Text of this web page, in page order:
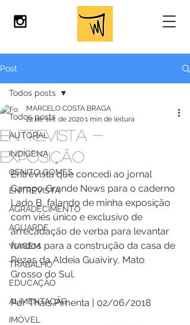
Post
Todos posts
AUTORAL
INDÍGENA
GENITO GOMES
ENTREVISTA
AGRADECIMENTO
AGUARDE
VIAGEM
TRABALHO
EDUCAÇÃO
ALIMENTAÇÃO
IMÓVEL
Todos posts
ENTREVISTA -
EXPOSIÇÃO
MARCELO COSTA BRAGA
22 de set. de 20201 min de leitura
Entrevista que concedi ao jornal
Campo Grande News para o caderno
Lado B, falando de minha exposição
com viés único e exclusivo de
arrecadação de verba para levantar
fundos para a construção da casa de
Rezas da Aldeia Guaiviry, Mato
Grosso do Sul.
Por Thaís Pimenta | 02/06/2018